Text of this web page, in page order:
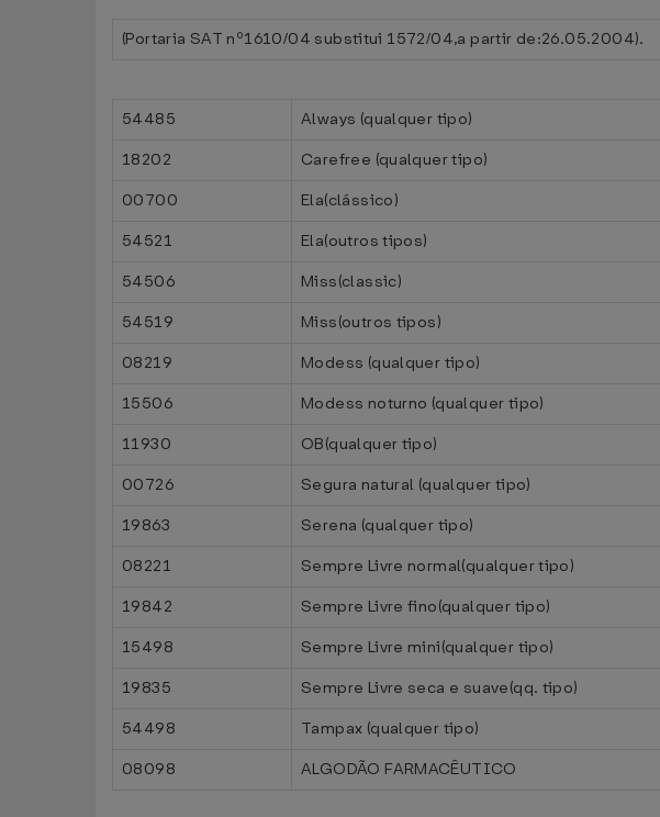
(Portaria SAT nº1610/04 substitui 1572/04,a partir de:26.05.2004).
54485 Always (qualquer tipo)
18202
Carefree (qualquer tipo)
00700
Ela(clássico)
54521
Ela(outros tipos)
54506
Miss(classic)
54519
Miss(outros tipos)
08219
Modess (qualquer tipo)
15506
Modess noturno (qualquer tipo)
11930
OB(qualquer tipo)
00726
Segura natural (qualquer tipo)
19863
Serena (qualquer tipo)
08221
Sempre Livre normal(qualquer tipo)
19842
Sempre Livre fino(qualquer tipo)
15498
Sempre Livre mini(qualquer tipo)
19835
Sempre Livre seca e suave(qq. tipo)
54498
Tampax (qualquer tipo)
08098
ALGODÃO FARMACÊUTICO